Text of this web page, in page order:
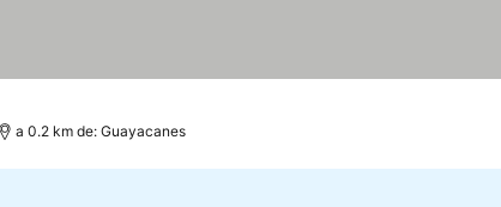
a 0.2 km de: Guayacanes